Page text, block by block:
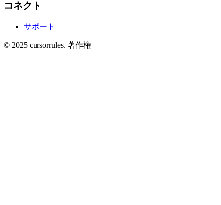
コネクト
サポート
© 2025 cursorrules. 著作権